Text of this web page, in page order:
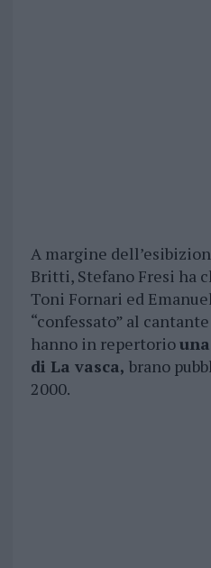
A margine
Britti, Stefano Fresi ha
Toni Fornari ed
“confessato” al
hanno in repertorio
di La vasca, brano
2000.